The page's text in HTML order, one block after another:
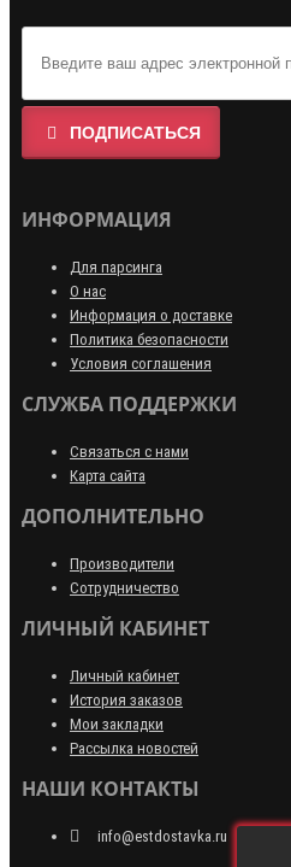
ПОДПИСАТЬСЯ
ИНФОРМАЦИЯ
Для парсинга
О нас
Информация о доставке
Политика безопасности
Условия соглашения
СЛУЖБА ПОДДЕРЖКИ
Связаться с нами
Карта сайта
ДОПОЛНИТЕЛЬНО
Производители
Сотрудничество
ЛИЧНЫЙ КАБИНЕТ
Личный кабинет
История заказов
Мои закладки
Рассылка новостей
НАШИ КОНТАКТЫ
info@estdostavka.ru